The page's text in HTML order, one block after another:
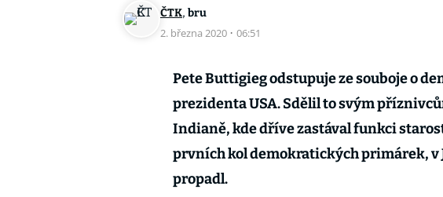
ČTK, bru
2. března 2020 · 06:51
Pete Buttigieg odstupuje ze souboje o
prezidenta USA. Sdělil to svým
Indianě, kde dříve zastával funkci
prvních kol demokratických primárek, v
propadl.